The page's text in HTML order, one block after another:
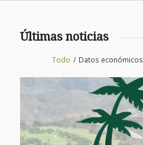
Últimas noticias
Todo / Datos económicos